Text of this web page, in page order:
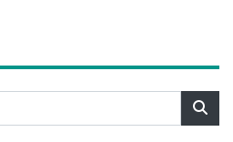
Facebook
no Threads
no WhatsApp
no LinkedIn